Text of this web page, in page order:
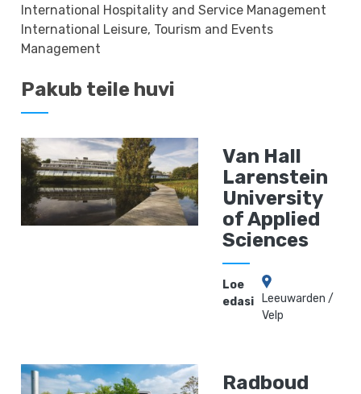
International Hospitality and Service Management
International Leisure, Tourism and Events
Management
Pakub teile huvi
Van Hall
Larenstein
University
of Applied
Sciences
Loe
edasi Leeuwarden /
Velp
Radboud